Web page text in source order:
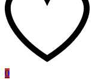
0